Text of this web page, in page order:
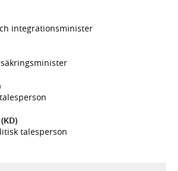
integrationsminister
talesperson